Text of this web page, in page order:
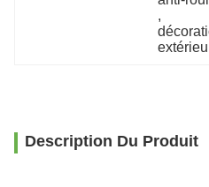
,
Description Du Produit